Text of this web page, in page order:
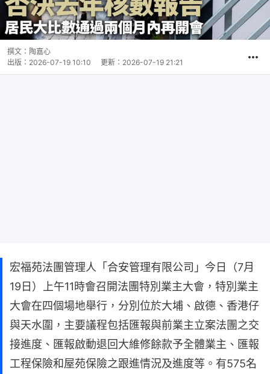
撰文： 陶嘉心
出版： 2026-07-19 10:10 更新： 2026-07-19 21:21
宏福苑法團管理人「合安管理有限公司」今日（7月
19日）上午11時會召開法團特別業主大會，特別業主
大會在四個場地舉行，分別位於大埔、啟德、香港仔
與天水圍，主要議程包括匯報與前業主立案法團之交
接進度、匯報啟動退回大維修餘款予全體業主、匯報
工程保險和屋苑保險之跟進情況及進度等。有575名